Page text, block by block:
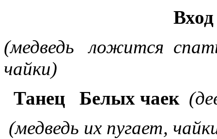
Вход
(медведь ложится
Танец Белых чаек
(медведь их пугает,